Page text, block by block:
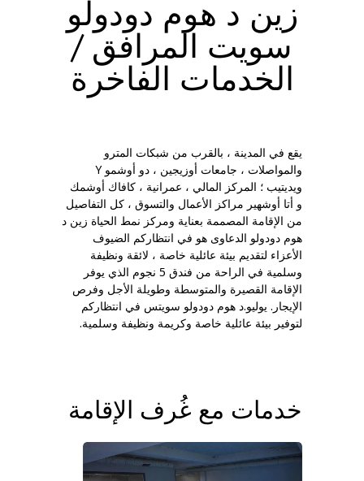
زين د هوم دودولو
سويت المرافق /
الخدمات الفاخرة
يقع في المدينة ، بالقرب من شبكات المترو
والمواصلات ، جامعات أوزيجين ، دو أوشمو Y
ويديتيب ؛ المركز المالي ، عمرانية ، كافاك أوشمك
و أتا أوشهير مراكز الأعمال والتسوق ، كل التفاصيل
من الإقامة المصممة بعناية ومركز نمط الحياة زين د
هوم دودولو الدعاوى هو في انتظاركم الضيوف
الأعزاء لتقديم بيئة عائلية خاصة ، لائقة ونظيفة
وسلمية في الراحة من فندق 5 نجوم الذي يوفر
الإقامة القصيرة والمتوسطة وطويلة الأجل وفرص
الإيجار. يوليو.د هوم دودولو سويتس في انتظاركم
لتوفير بيئة عائلية خاصة وكريمة ونظيفة وسلمية.
خدمات مع غُرف الإقامة